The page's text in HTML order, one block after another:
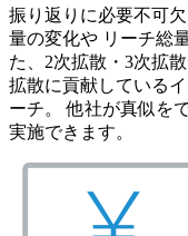
振り返りに必要不可
量の変化や リーチ総
た、2次拡散・3次拡
拡散に貢献している
ーチ。 他社が真似を
実施できます。